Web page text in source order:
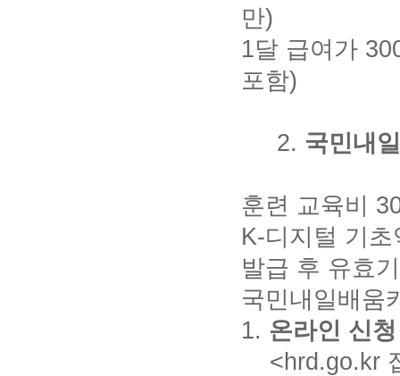
만)
1달 급여가
포함)
2. 국민내
훈련 교육비
K-디지털 기
발급 후 유효
국민내일배움
1. 온라인 신청
<hrd.go.kr